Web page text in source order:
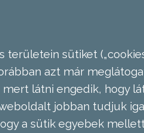
sütiket
azt már
látni engedik, hogy
jobban tudjuk
a sütik egyebek